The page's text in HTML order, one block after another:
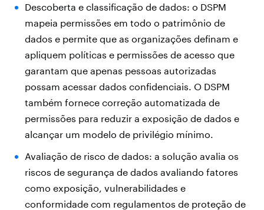
Descoberta e classificação de dados: o DSPM
mapeia permissões em todo o patrimônio de
dados e permite que as organizações definam e
apliquem políticas e permissões de acesso que
garantam que apenas pessoas autorizadas
possam acessar dados confidenciais. O DSPM
também fornece correção automatizada de
permissões para reduzir a exposição de dados e
alcançar um modelo de privilégio mínimo.
Avaliação de risco de dados: a solução avalia os
riscos de segurança de dados avaliando fatores
como exposição, vulnerabilidades e
conformidade com regulamentos de proteção de